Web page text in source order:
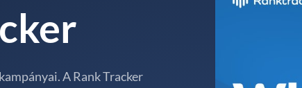
A Rank Tracker